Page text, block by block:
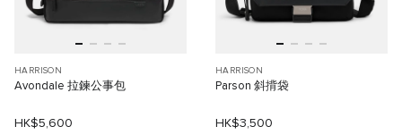
HARRISON
Avondale 拉鍊公事包
HK$5,600
HARRISON
Parson 斜揹袋
HK$3,500